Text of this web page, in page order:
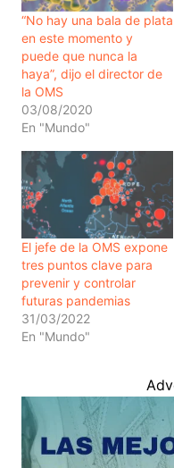
“No hay una bala de plata
en este momento y
puede que nunca la
haya”, dijo el director de
la OMS
03/08/2020
En "Mundo"
El jefe de la OMS expone
tres puntos clave para
prevenir y controlar
futuras pandemias
31/03/2022
En "Mundo"